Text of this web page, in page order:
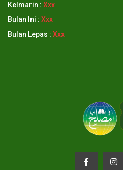
Kelmarin : Xxx
Bulan Ini : Xxx
Bulan Lepas : Xxx